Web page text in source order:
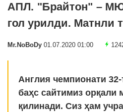
АПЛ. "Брайтон" –
гол урилди. Матнли
Mr.NoBoDy 01.07.2020 01:00
Англия чемпионати
баҳс сайтимиз орқали
қилинади. Сиз ҳам